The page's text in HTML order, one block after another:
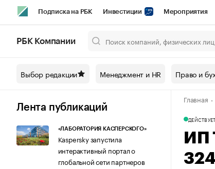
Подписка на РБК Инвестиции Мероприятия
Спецпроекты СПб Конференции СПб
Технологии и медиа Рынок наличной
РБК Компании
Выбор редакции Менеджмент и HR Право и
Лента публикаций
«ЛАБОРАТОРИЯ КАСПЕРСКОГО»
Kaspersky запустила
интерактивный портал о
глобальной сети партнеров
Главная
ИП